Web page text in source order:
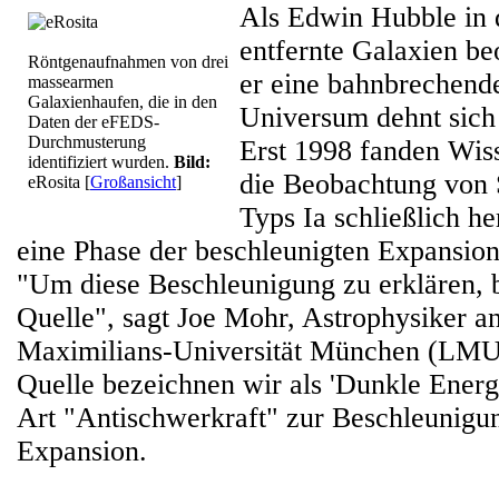
Röntgenaufnahmen von drei
massearmen
Galaxienhaufen, die in den
Daten der eFEDS-
Durchmusterung
identifiziert wurden. Bild:
eRosita [Großansicht]
Als Edwin Hubble in
entfernte Galaxien
er eine
Universum dehnt
Erst 1998 fanden
die Beobachtung von
Typs Ia schließlich
eine Phase der beschleunigten
"Um diese Beschleunigung zu erklären,
Quelle", sagt Joe Mohr, Astrophysiker
Maximilians-Universität München
Quelle bezeichnen wir als 'Dunkle
Art "Antischwerkraft" zur
Expansion.